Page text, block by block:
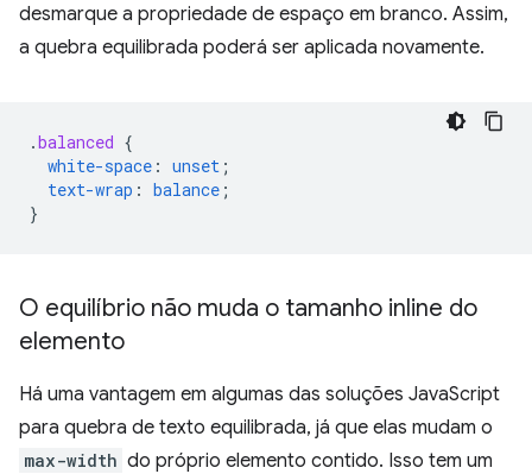
desmarque a propriedade de espaço em branco. Assim,
a quebra equilibrada poderá ser aplicada novamente.
.balanced {
white-space : unset ;
text-wrap : balance ;
}
O equilíbrio não muda o tamanho inline do
elemento
Há uma vantagem em algumas das soluções JavaScript
para quebra de texto equilibrada, já que elas mudam o
max-width do próprio elemento contido. Isso tem um